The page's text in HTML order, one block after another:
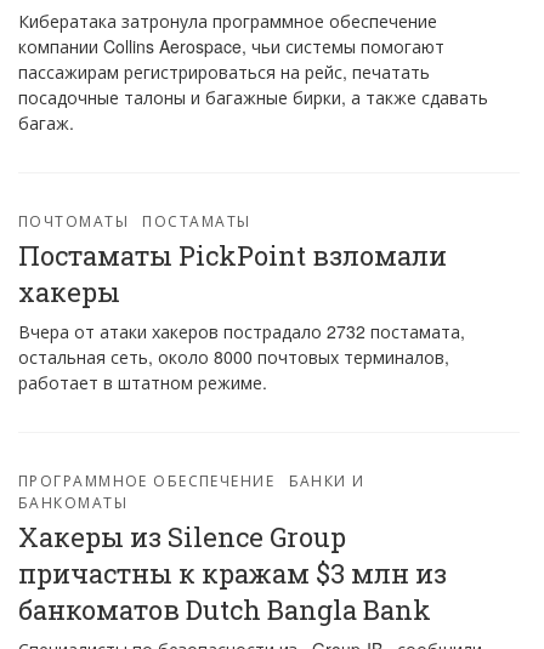
Кибератака затронула программное обеспечение
компании Collins Aerospace, чьи системы помогают
пассажирам регистрироваться на рейс, печатать
посадочные талоны и багажные бирки, а также сдавать
багаж.
ПОЧТОМАТЫ ПОСТАМАТЫ
Постаматы PickPoint взломали
хакеры
Вчера от атаки хакеров пострадало 2732 постамата,
остальная сеть, около 8000 почтовых терминалов,
работает в штатном режиме.
ПРОГРАММНОЕ ОБЕСПЕЧЕНИЕ
БАНКИ И
БАНКОМАТЫ
Хакеры из Silence Group
причастны к кражам $3 млн из
банкоматов Dutch Bangla Bank